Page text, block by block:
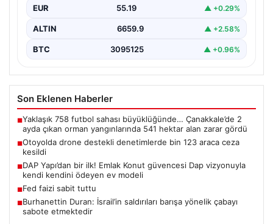
EUR 55.19 ▲ +0.29%
ALTIN 6659.9 ▲ +2.58%
BTC 3095125 ▲ +0.96%
Son Eklenen Haberler
■Yaklaşık 758 futbol sahası büyüklüğünde… Çanakkale’de 2
ayda çıkan orman yangınlarında 541 hektar alan zarar gördü
■Otoyolda drone destekli denetimlerde bin 123 araca ceza
kesildi
■DAP Yapı’dan bir ilk! Emlak Konut güvencesi Dap vizyonuyla
kendi kendini ödeyen ev modeli
■Fed faizi sabit tuttu
■Burhanettin Duran: İsrail’in saldırıları barışa yönelik çabayı
sabote etmektedir